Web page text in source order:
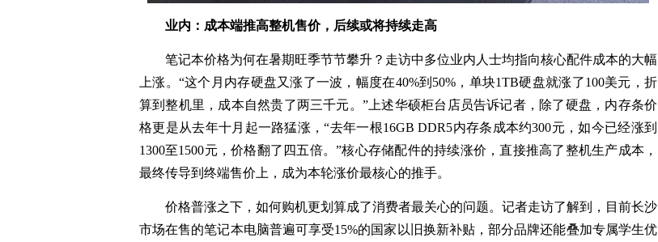
业内：成本端推高整机售价，后续或将持续走高
笔记本价格为何在暑期旺季节节攀升？走访中多位业内人士均指向核心配件成本的大幅
上涨。“这个月内存硬盘又涨了一波，幅度在40%到50%，单块1TB硬盘就涨了100美元，折
算到整机里，成本自然贵了两三千元。”上述华硕柜台店员告诉记者，除了硬盘，内存条价
格更是从去年十月起一路猛涨，“去年一根16GB DDR5内存条成本约300元，如今已经涨到
1300至1500元，价格翻了四五倍。”核心存储配件的持续涨价，直接推高了整机生产成本，
最终传导到终端售价上，成为本轮涨价最核心的推手。
价格普涨之下，如何购机更划算成了消费者最关心的问题。记者走访了解到，目前长沙
市场在售的笔记本电脑普遍可享受15%的国家以旧换新补贴，部分品牌还能叠加专属学生优